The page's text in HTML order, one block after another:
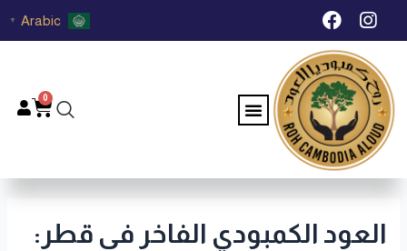
تخطي I
n
s
t
a
g
r
a
m
F
a
c
e
b
o
o
k
Arabic
▼
Menu
0
العود الكمبودي الفاخر في قطر:
Post
navigation